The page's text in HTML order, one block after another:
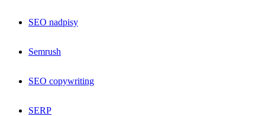
SEO nadpisy
Semrush
SEO copywriting
SERP